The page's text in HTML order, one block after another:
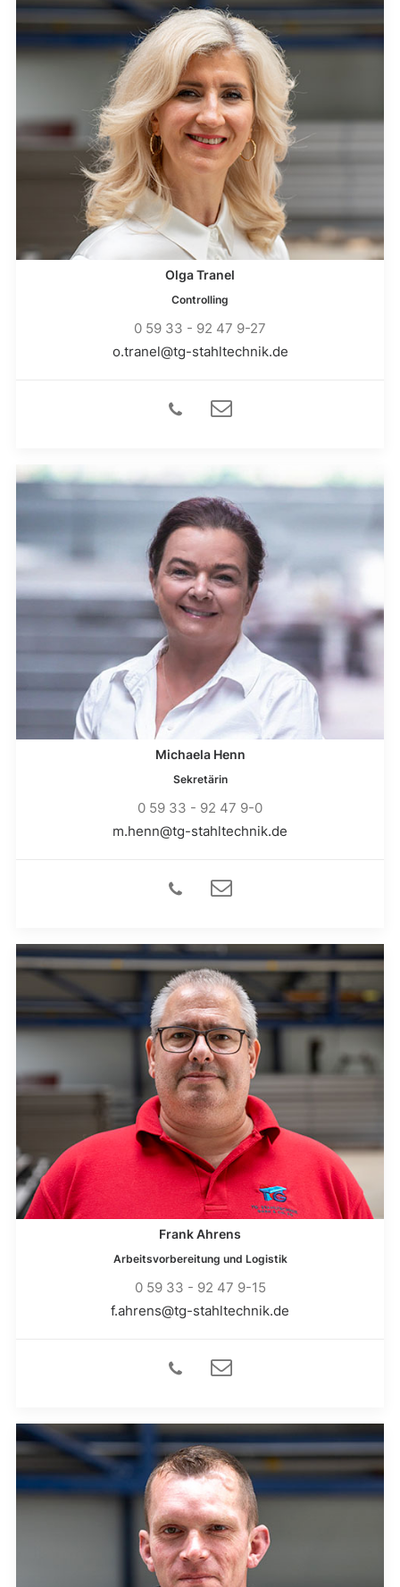
Olga Tranel
Controlling
0 59 33 - 92 47 9-27
o.tranel@tg-stahltechnik.de
Michaela Henn
Sekretärin
0 59 33 - 92 47 9-0
m.henn@tg-stahltechnik.de
Frank Ahrens
Arbeitsvorbereitung und Logistik
0 59 33 - 92 47 9-15
f.ahrens@tg-stahltechnik.de